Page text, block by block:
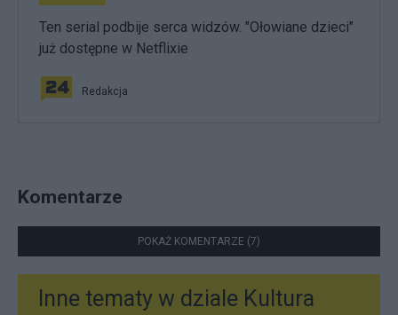
Ten serial podbije serca widzów. "Ołowiane dzieci"
już dostępne w Netflixie
Redakcja
Komentarze
POKAŻ KOMENTARZE (7)
Inne tematy w dziale Kultura